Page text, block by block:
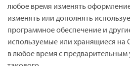
любое время изменять
изменять или дополнять
программное обеспечение и
используемые или хранящиеся на
в любое время с